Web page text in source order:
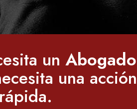
un Abogado
una acción
rápida.